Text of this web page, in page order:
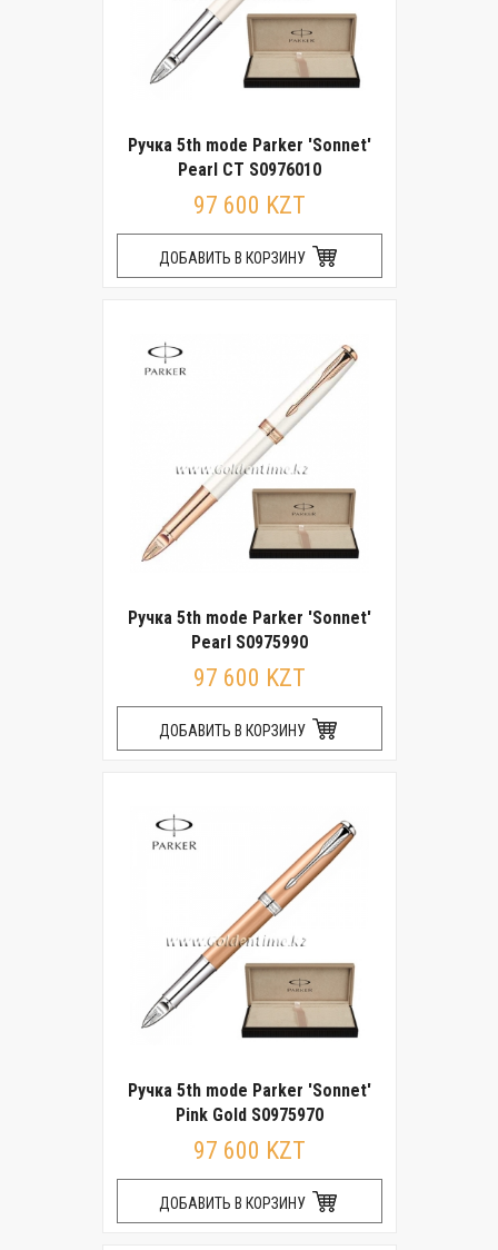
Ручка 5th mode Parker 'Sonnet'
Pearl CT S0976010
97 600 KZT
ДОБАВИТЬ В КОРЗИНУ
Ручка 5th mode Parker 'Sonnet'
Pearl S0975990
97 600 KZT
ДОБАВИТЬ В КОРЗИНУ
Ручка 5th mode Parker 'Sonnet'
Pink Gold S0975970
97 600 KZT
ДОБАВИТЬ В КОРЗИНУ